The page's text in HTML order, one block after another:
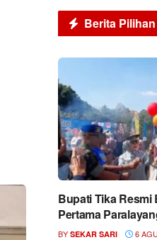
Berita Pilihan
Bupati Tika Resmi
Pertama
BY SEKAR SARI 6